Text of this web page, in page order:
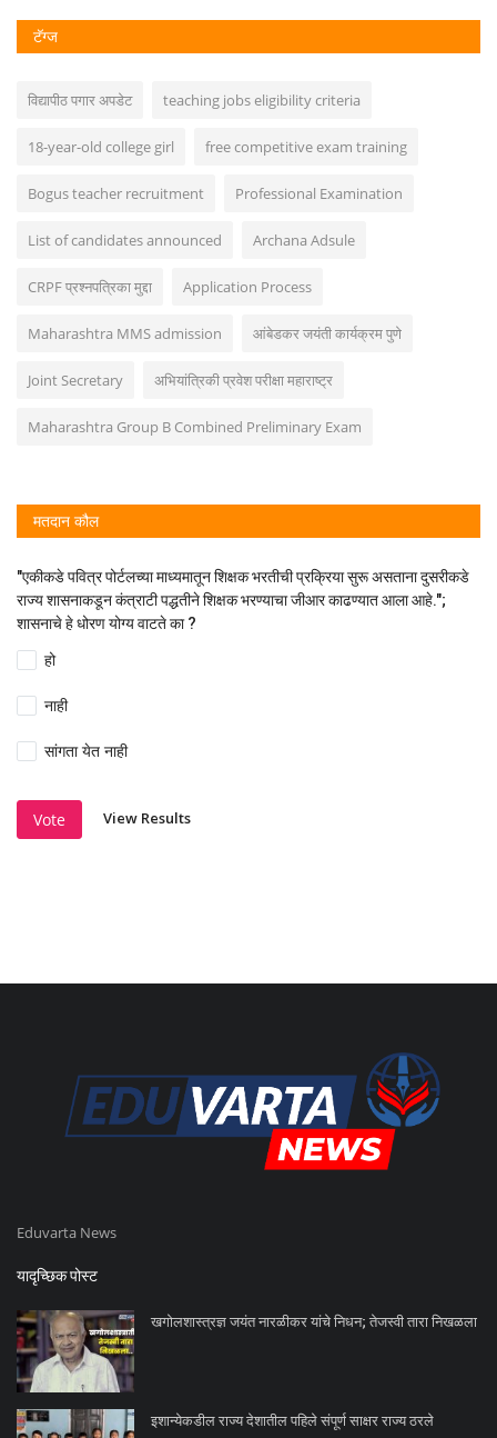
टॅग्ज
विद्यापीठ पगार अपडेट teaching jobs eligibility criteria
18-year-old college girl free competitive exam training
Bogus teacher recruitment Professional Examination
List of candidates announced Archana Adsule
CRPF प्रश्नपत्रिका मुद्दा Application Process
Maharashtra MMS admission आंबेडकर जयंती कार्यक्रम पुणे
Joint Secretary अभियांत्रिकी प्रवेश परीक्षा महाराष्ट्र
Maharashtra Group B Combined Preliminary Exam
मतदान कौल
"एकीकडे पवित्र पोर्टलच्या माध्यमातून शिक्षक भरतीची प्रक्रिया सुरू असताना दुसरीकडे
राज्य शासनाकडून कंत्राटी पद्धतीने शिक्षक भरण्याचा जीआर काढण्यात आला आहे.";
शासनाचे हे धोरण योग्य वाटते का ?
हो
नाही
सांगता येत नाही
Vote View Results
Eduvarta News
यादृच्छिक पोस्ट
खगोलशास्त्रज्ञ जयंत नारळीकर यांचे निधन; तेजस्वी तारा निखळला
इशान्येकडील राज्य देशातील पहिले संपूर्ण साक्षर राज्य ठरले